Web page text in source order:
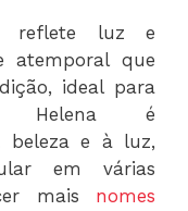
reflete luz e
atemporal que
ideal para
Helena é
beleza e à luz,
em várias
mais nomes